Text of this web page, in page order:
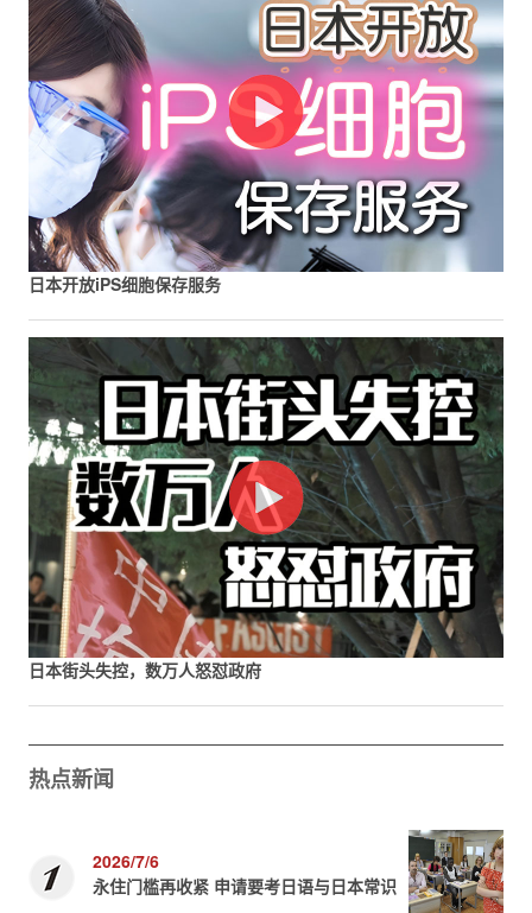
日本开放iPS细胞保存服务
日本街头失控，数万人怒怼政府
热点新闻
2026/7/6
永住门槛再收紧 申请要考日语与日本常识